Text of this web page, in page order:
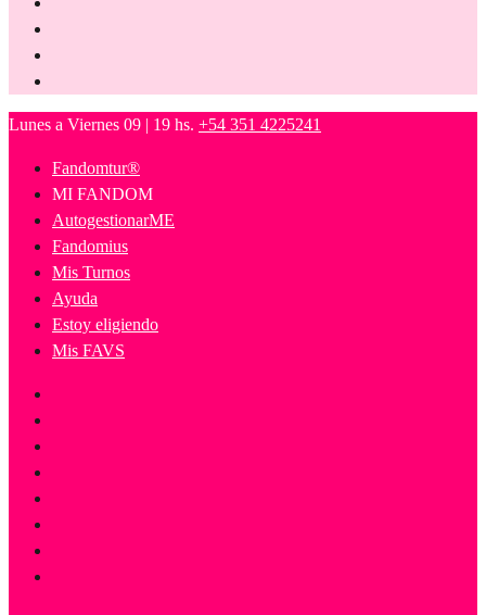
Lunes a Viernes 09 | 19 hs. +54 351 4225241
Fandomtur®
MI FANDOM
AutogestionarME
Fandomius
Mis Turnos
Ayuda
Estoy eligiendo
Mis FAVS